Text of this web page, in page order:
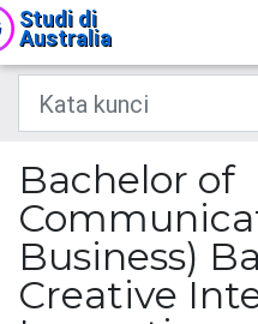
Studi di
Australia
Bachelor of
Business)
Creative